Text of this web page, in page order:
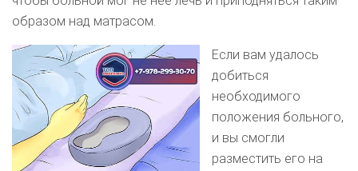
образом над матрасом.
Если вам удалось
добиться
необходимого
положения больного,
и вы смогли
разместить его на